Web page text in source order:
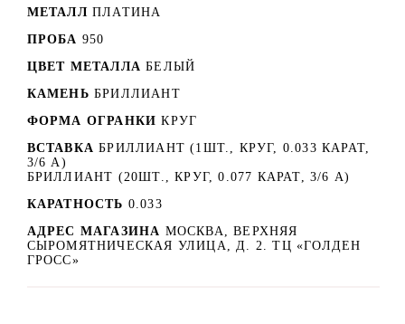
МЕТАЛЛ ПЛАТИНА
ПРОБА 950
ЦВЕТ МЕТАЛЛА БЕЛЫЙ
КАМЕНЬ БРИЛЛИАНТ
ФОРМА ОГРАНКИ КРУГ
ВСТАВКА БРИЛЛИАНТ (1ШТ., КРУГ, 0.033 КАРАТ,
3/6 А)
БРИЛЛИАНТ (20ШТ., КРУГ, 0.077 КАРАТ, 3/6 А)
КАРАТНОСТЬ 0.033
АДРЕС МАГАЗИНА МОСКВА, ВЕРХНЯЯ
СЫРОМЯТНИЧЕСКАЯ УЛИЦА, Д. 2. ТЦ «ГОЛДЕН
ГРОСС»